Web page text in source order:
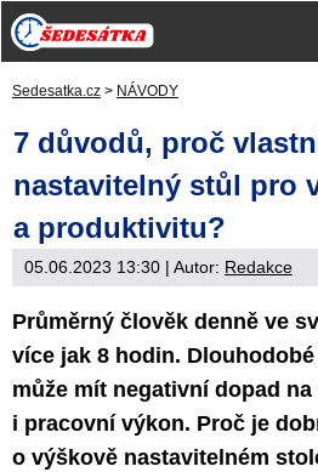
Sedesatka.cz > NÁVODY
7 důvodů, proč
nastavitelný stůl pro
a produktivitu?
05.06.2023 13:30 | Autor: Redakce
Průměrný člověk denně ve
více jak 8 hodin.
může mít negativní dopad
i pracovní výkon. Proč je
o výškově nastavitelném